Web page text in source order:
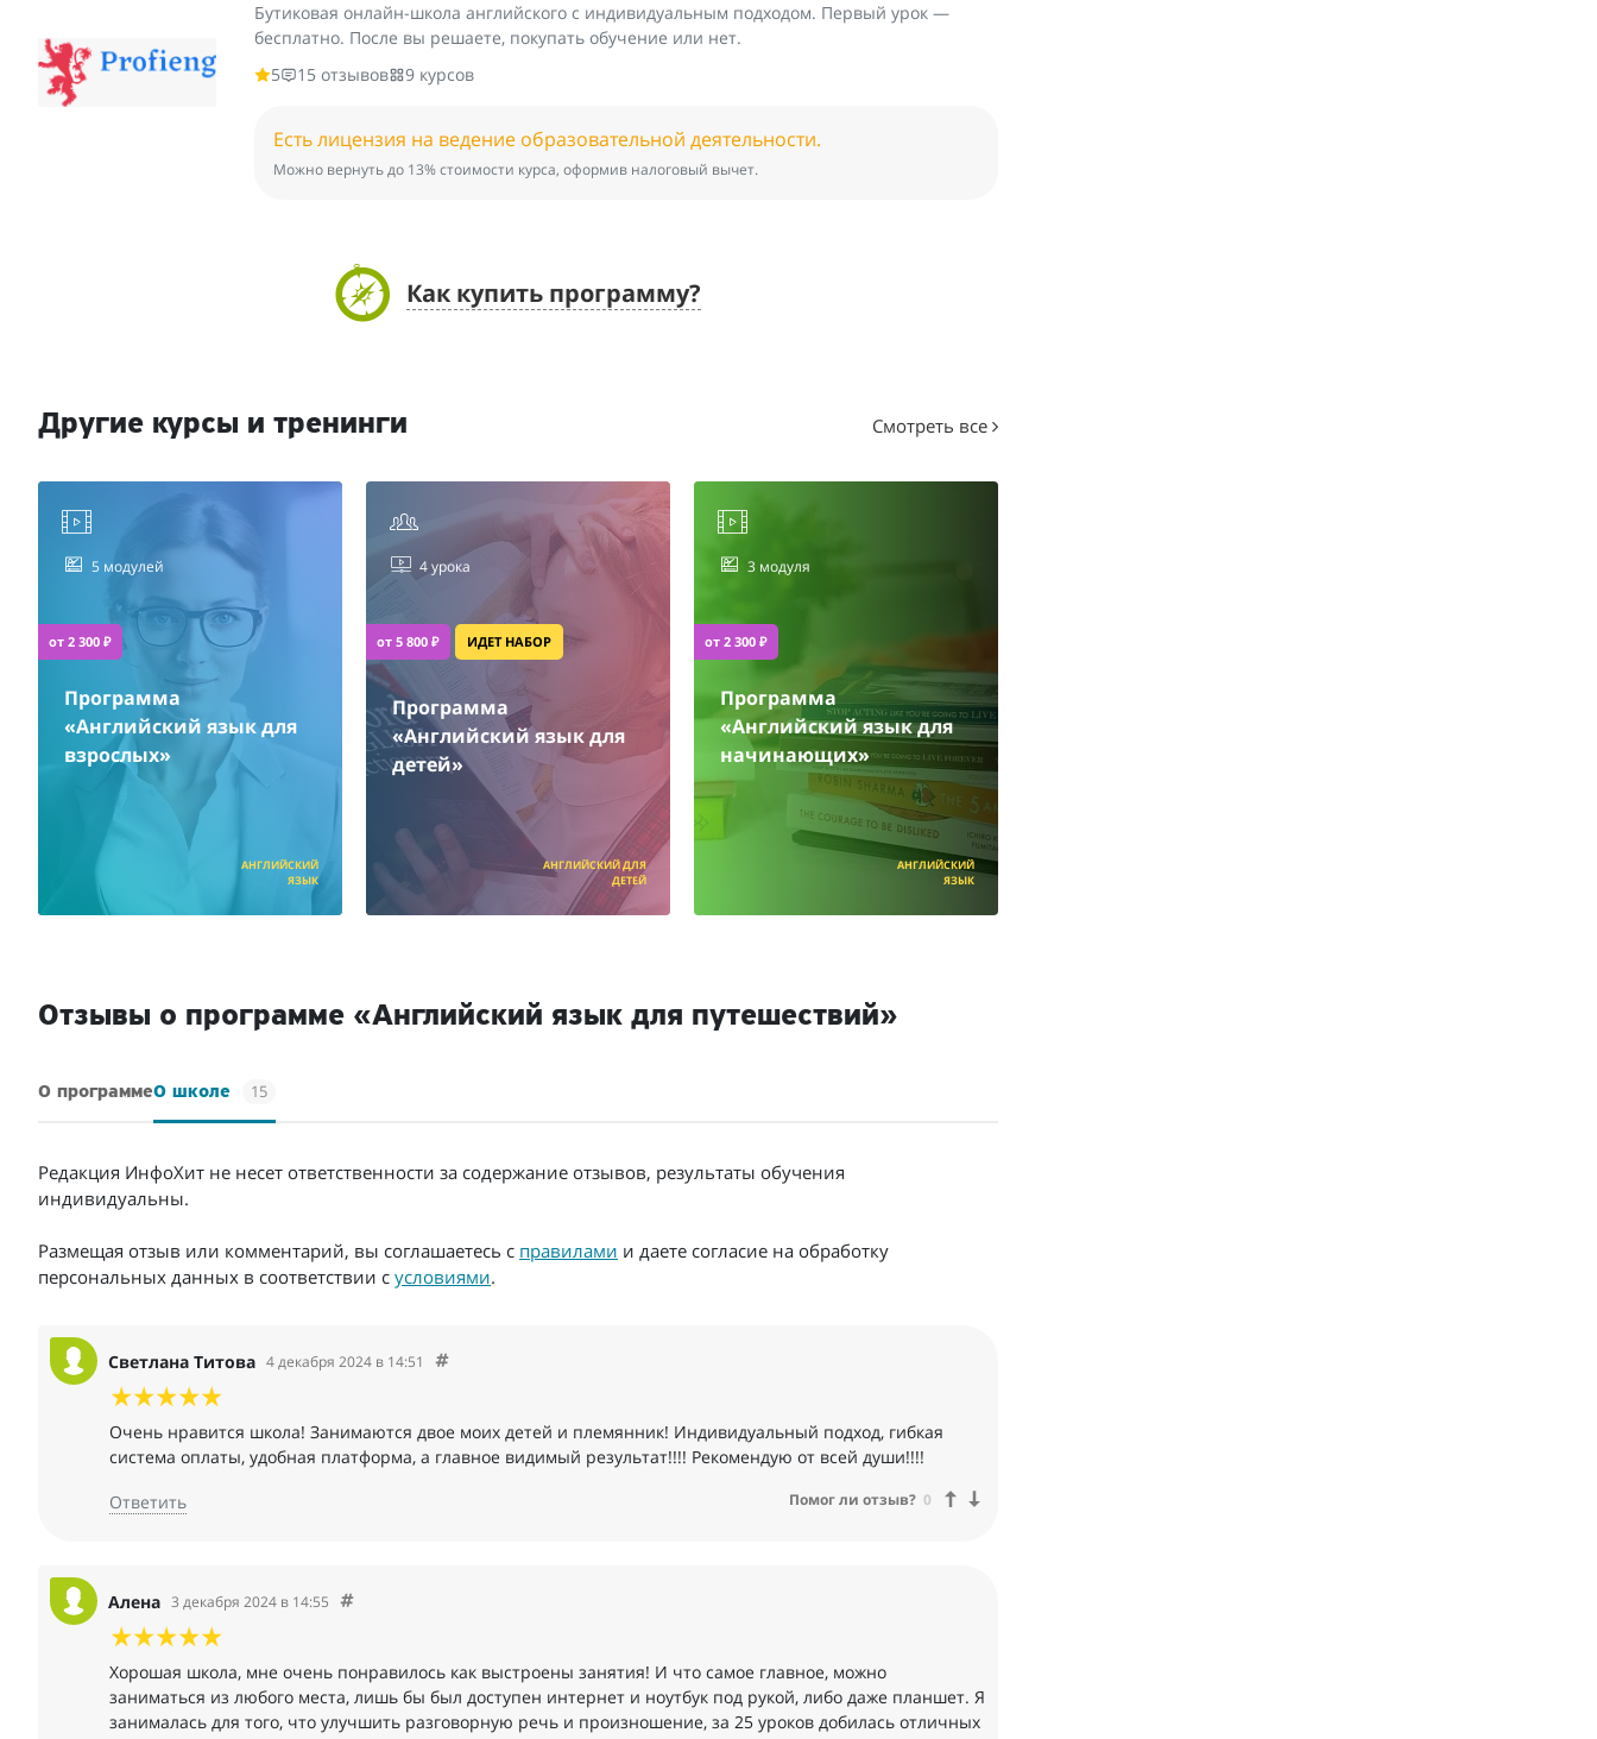
Бутиковая онлайн-школа английского с индивидуальным подходом. Первый урок —
бесплатно. После вы решаете, покупать обучение или нет.
5
15 отзывов 9 курсов
Есть лицензия на ведение образовательной деятельности.
Можно вернуть до 13% стоимости курса, оформив налоговый вычет.
Как купить программу?
Другие курсы и тренинги Смотреть все
от 2 300 ₽
Программа
«Английский язык для
взрослых»
5 модулей
АНГЛИЙСКИЙ
ЯЗЫК
от 5 800 ₽ ИДЕТ НАБОР
Программа
«Английский язык для
детей»
4 урока
АНГЛИЙСКИЙ ДЛЯ
ДЕТЕЙ
от 2 300 ₽
Программа
«Английский язык для
начинающих»
3 модуля
АНГЛИЙСКИЙ
ЯЗЫК
Отзывы о программе «Английский язык для путешествий»
О программеО школе 15
Редакция ИнфоХит не несет ответственности за содержание отзывов, результаты обучения
индивидуальны.
Размещая отзыв или комментарий, вы соглашаетесь с правилами и даете согласие на обработку
персональных данных в соответствии с условиями.
Светлана Титова 4 декабря 2024 в 14:51
Очень нравится школа! Занимаются двое моих детей и племянник! Индивидуальный подход, гибкая
система оплаты, удобная платформа, а главное видимый результат!!!! Рекомендую от всей души!!!!
Ответить
Помог ли отзыв? 0
Алена 3 декабря 2024 в 14:55
Хорошая школа, мне очень понравилось как выстроены занятия! И что самое главное, можно
заниматься из любого места, лишь бы был доступен интернет и ноутбук под рукой, либо даже планшет. Я
занималась для того, что улучшить разговорную речь и произношение, за 25 уроков добилась отличных